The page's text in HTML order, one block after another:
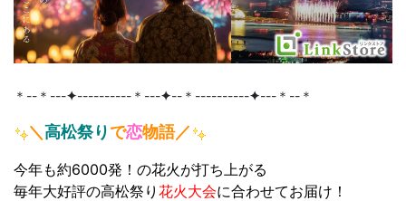
＊--＊---✦----------＊---✦--＊----------✦---＊--＊
＼高松祭りで恋物語／
今年も約6000発！の花火が打ち上がる
毎年大好評の高松祭り 花火大会に合わせてお届け！